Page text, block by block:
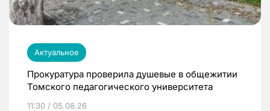
Актуальное
Прокуратура проверила душевые в общежитии
Томского педагогического университета
11:30 / 05.08.26